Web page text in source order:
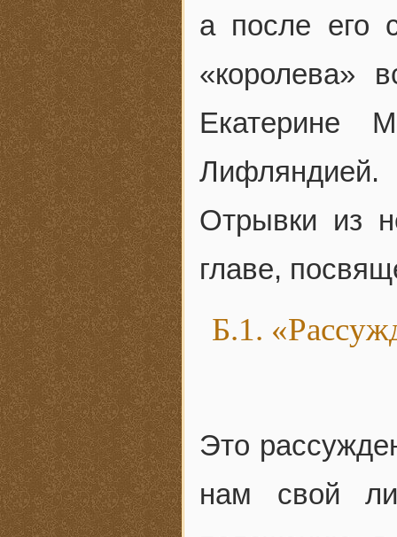
а после его
«королева»
Екатерине
Лифляндией.
Отрывки из
главе,
Б.1.
Это
нам свой